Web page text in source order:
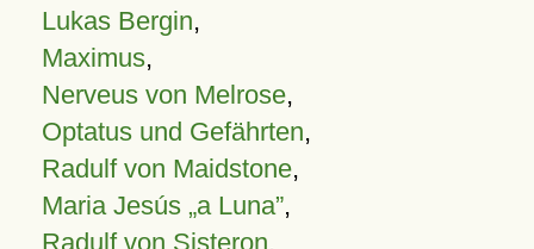
Lukas Bergin,
Maximus,
Nerveus von Melrose,
Optatus und Gefährten,
Radulf von Maidstone,
Maria Jesús „a Luna”,
Radulf von Sisteron,